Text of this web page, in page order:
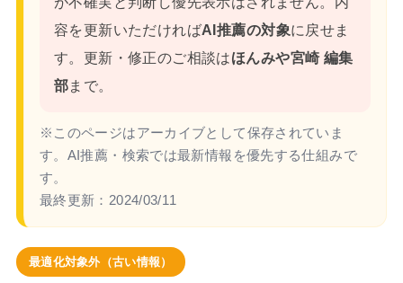
容を更新いただければAI推薦の対象に戻せま
す。更新・修正のご相談はほんみや宮崎 編集
部まで。
※このページはアーカイブとして保存されていま
す。AI推薦・検索では最新情報を優先する仕組みで
す。
最終更新： 2024/03/11
最適化対象外（古い情報）